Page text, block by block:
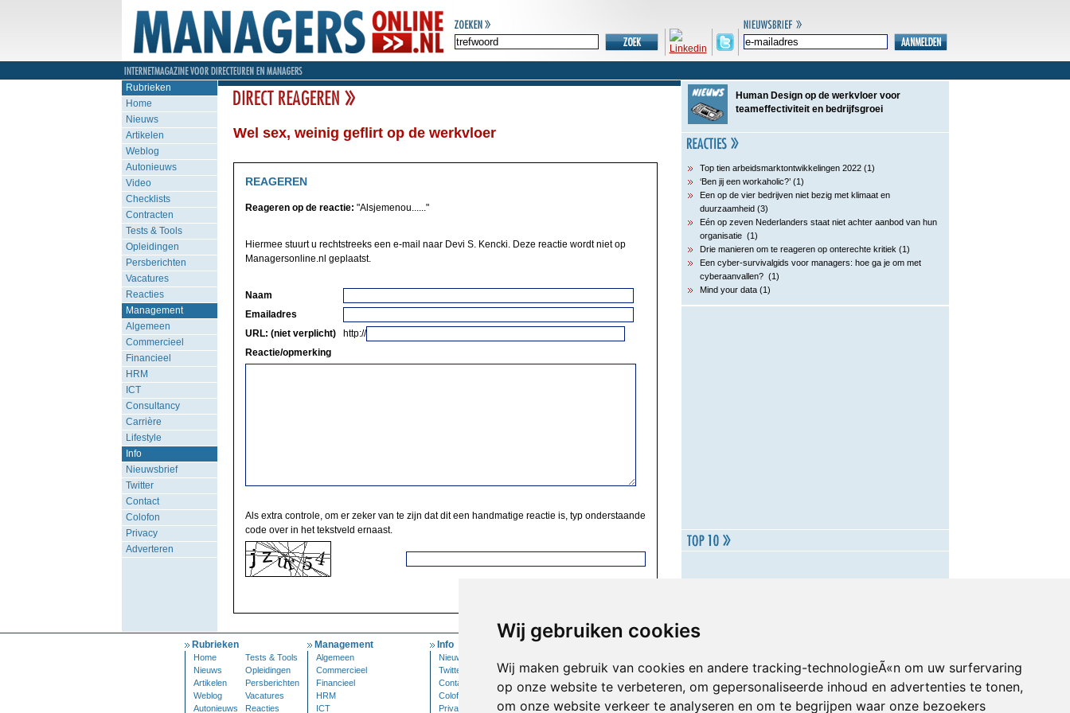
Wij gebruiken cookies
Wij maken gebruik van cookies en andere tracking-technologieÃ«n om uw surfervaring
op onze website te verbeteren, om gepersonaliseerde inhoud en advertenties te tonen,
om onze website verkeer te analyseren en om te begrijpen waar onze bezoekers
Rubrieken
Home
Nieuws
Artikelen
Weblog
Autonieuws
Video
Checklists
Contracten
Tests & Tools
Opleidingen
Persberichten
Vacatures
Reacties
Management
Algemeen
Commercieel
Financieel
HRM
ICT
Consultancy
Carrière
Lifestyle
Info
Nieuwsbrief
Twitter
Contact
Colofon
Privacy
Adverteren
Wel sex, weinig geflirt op de werkvloer
REAGEREN
Reageren op de reactie: "Alsjemenou......"
Hiermee stuurt u rechtstreeks een e-mail naar Devi S. Kencki. Deze reactie wordt niet op
Managersonline.nl geplaatst.
Naam
Emailadres
URL: (niet verplicht)
http://
Reactie/opmerking
Als extra controle, om er zeker van te zijn dat dit een handmatige reactie is, typ onderstaande
code over in het tekstveld ernaast.
Human Design op de werkvloer voor
teameffectiviteit en bedrijfsgroei
Top tien arbeidsmarktontwikkelingen 2022 (1)
‘Ben jij een workaholic?’ (1)
Een op de vier bedrijven niet bezig met klimaat en
duurzaamheid (3)
Eén op zeven Nederlanders staat niet achter aanbod van hun
organisatie (1)
Drie manieren om te reageren op onterechte kritiek (1)
Een cyber-survivalgids voor managers: hoe ga je om met
cyberaanvallen? (1)
Mind your data (1)
Rubrieken
Home
Tests & Tools
Nieuws
Opleidingen
Artikelen
Persberichten
Weblog
Vacatures
Autonieuws
Reacties
Management
Algemeen
Commercieel
Financieel
HRM
ICT
Info
Nieuwsbrief
Twitter
Contact
Colofon
Privacy